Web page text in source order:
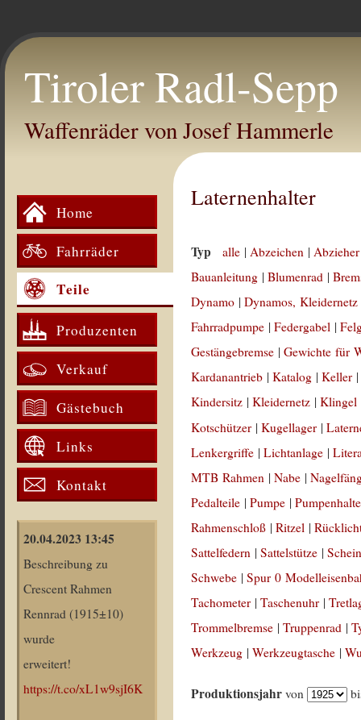
Tiroler Radl-Sepp
Waffenräder von Josef Hammerle
Home
Fahrräder
Teile
Produzenten
Verkauf
Gästebuch
Links
Kontakt
20.04.2023 13:45
Beschreibung zu
Crescent Rahmen
Rennrad (1915±10)
wurde
erweitert!
https://t.co/xL1w9sjI6K
Laternenhalter
Typ alle |Abzeichen |
Bauanleitung |Blumenrad |
Dynamo |Dynamos, Kleidernetz
Fahrradpumpe |Federgabel |
Gestängebremse |Gewichte für
Kardanantrieb |Katalog |Keller
Kindersitz |Kleidernetz |Klingel
Kotschützer |Kugellager |
Lenkergriffe |Lichtanlage |
MTB Rahmen |Nabe |
Pedalteile |Pumpe |
Rahmenschloß |Ritzel |
Sattelfedern |Sattelstütze |
Schwebe |Spur 0
Tachometer |Taschenuhr |
Trommelbremse |Truppenrad |
Werkzeug |Werkzeugtasche |
Produktionsjahr von